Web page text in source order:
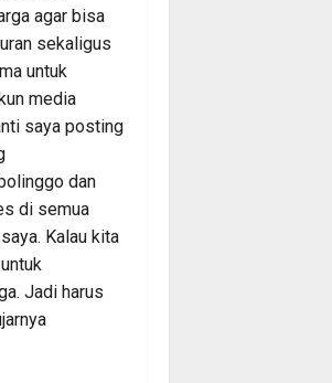
agar bisa
sekaligus
untuk
media
saya posting
dan
di semua
Kalau kita
Jadi harus